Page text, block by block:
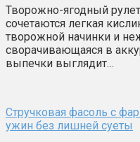
Творожно-ягодный
сочетаются легкая
творожной начинки и
сворачивающаяся в
выпечки выглядит…
Стручковая фасоль с
ужин без лишней суеты